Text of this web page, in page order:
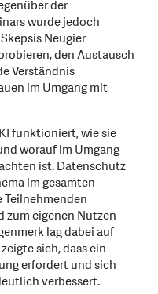
der
wurde jedoch
Neugier
den Austausch
Verständnis
im Umgang mit
funktioniert, wie sie
worauf im Umgang
ist. Datenschutz
im gesamten
Teilnehmenden
zum eigenen Nutzen
lag dabei auf
sich, dass ein
erfordert und sich
verbessert.